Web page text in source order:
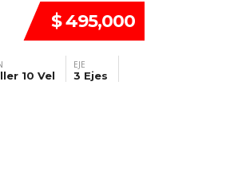
$ 495,000
10 Vel
EJE
3 Ejes